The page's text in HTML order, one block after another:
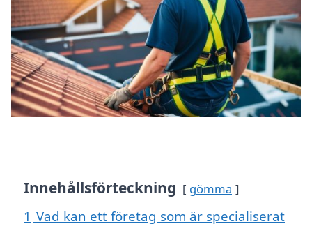
Innehållsförteckning gömma
1 Vad kan ett företag som är specialiserat